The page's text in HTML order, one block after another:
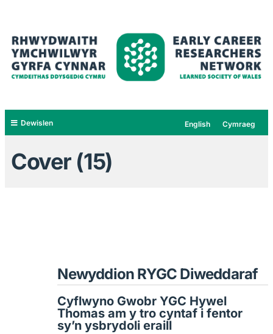
Dewislen English Cymraeg
Cover (15)
Newyddion RYGC Diweddaraf
Cyflwyno Gwobr YGC Hywel
Thomas am y tro cyntaf i fentor
sy’n ysbrydoli eraill